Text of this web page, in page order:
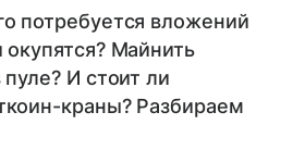
потребуется вложений
Майнить
И стоит ли
краны? Разбираем